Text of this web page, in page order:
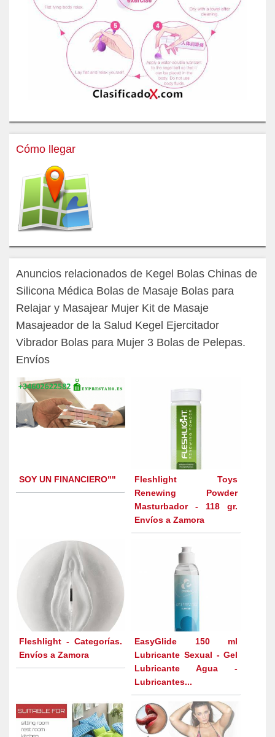
Cómo llegar
Anuncios relacionados de Kegel Bolas Chinas de
Silicona Médica Bolas de Masaje Bolas para
Relajar y Masajear Mujer Kit de Masaje
Masajeador de la Salud Kegel Ejercitador
Vibrador Bolas para Mujer 3 Bolas de Pelepas.
Envíos
SOY UN FINANCIERO""
Fleshlight Toys
Renewing Powder
Masturbador - 118 gr.
Envíos a Zamora
Fleshlight - Categorías.
Envíos a Zamora
EasyGlide 150 ml
Lubricante Sexual - Gel
Lubricante Agua -
Lubricantes...